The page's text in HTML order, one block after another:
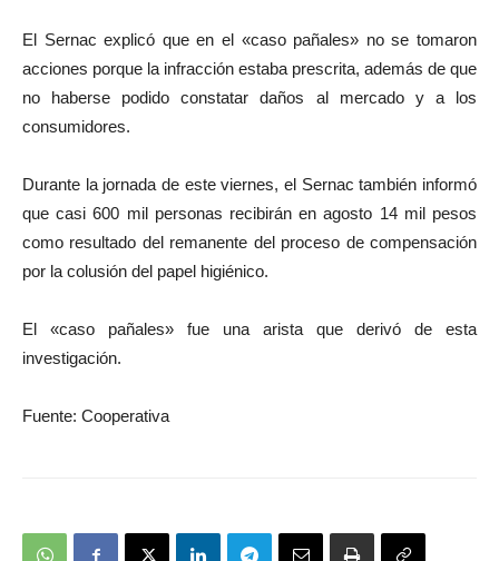
El Sernac explicó que en el «caso pañales» no se tomaron
acciones porque la infracción estaba prescrita, además de que
no haberse podido constatar daños al mercado y a los
consumidores.
Durante la jornada de este viernes, el Sernac también informó
que casi 600 mil personas recibirán en agosto 14 mil pesos
como resultado del remanente del proceso de compensación
por la colusión del papel higiénico.
El «caso pañales» fue una arista que derivó de esta
investigación.
Fuente: Cooperativa